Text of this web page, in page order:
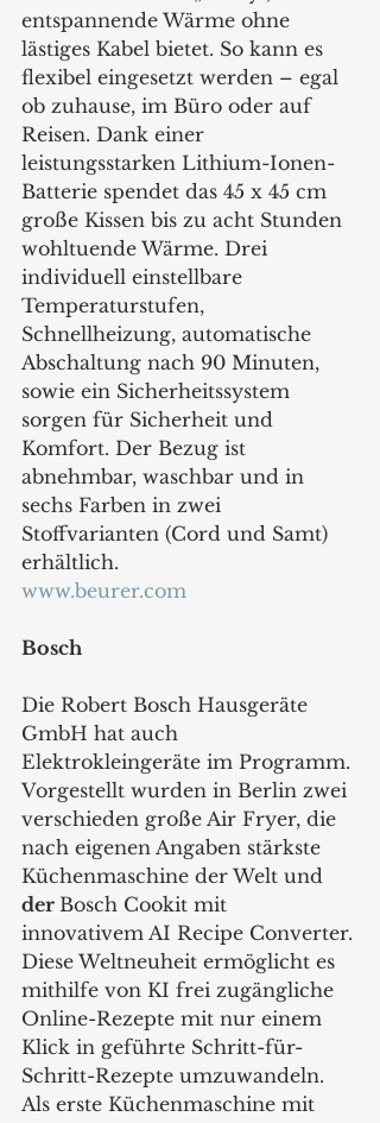
entspannende Wärme ohne
lästiges Kabel bietet. So kann es
flexibel eingesetzt werden – egal
ob zuhause, im Büro oder auf
Reisen. Dank einer
leistungsstarken Lithium-Ionen-
Batterie spendet das 45 x 45 cm
große Kissen bis zu acht Stunden
wohltuende Wärme. Drei
individuell einstellbare
Temperaturstufen,
Schnellheizung, automatische
Abschaltung nach 90 Minuten,
sowie ein Sicherheitssystem
sorgen für Sicherheit und
Komfort. Der Bezug ist
abnehmbar, waschbar und in
sechs Farben in zwei
Stoffvarianten (Cord und Samt)
erhältlich.
www.beurer.com
Bosch
Die Robert Bosch Hausgeräte
GmbH hat auch
Elektrokleingeräte im Programm.
Vorgestellt wurden in Berlin zwei
verschieden große Air Fryer, die
nach eigenen Angaben stärkste
Küchenmaschine der Welt und
der Bosch Cookit mit
innovativem AI Recipe Converter.
Diese Weltneuheit ermöglicht es
mithilfe von KI frei zugängliche
Online-Rezepte mit nur einem
Klick in geführte Schritt-für-
Schritt-Rezepte umzuwandeln.
Als erste Küchenmaschine mit